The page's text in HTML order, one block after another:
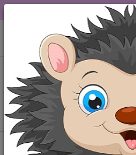
DOPRAVA OD 49,-
CZK
+420 777259248
po-pá 6-18 hod
Úvod Čepičky, šály, šátky